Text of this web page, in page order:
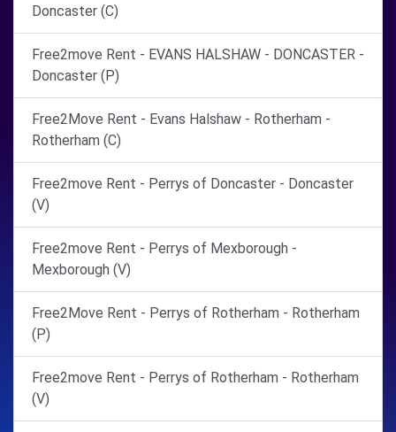
Doncaster (C)
Free2move Rent - EVANS HALSHAW - DONCASTER -
Doncaster (P)
Free2Move Rent - Evans Halshaw - Rotherham -
Rotherham (C)
Free2move Rent - Perrys of Doncaster - Doncaster
(V)
Free2move Rent - Perrys of Mexborough -
Mexborough (V)
Free2Move Rent - Perrys of Rotherham - Rotherham
(P)
Free2move Rent - Perrys of Rotherham - Rotherham
(V)